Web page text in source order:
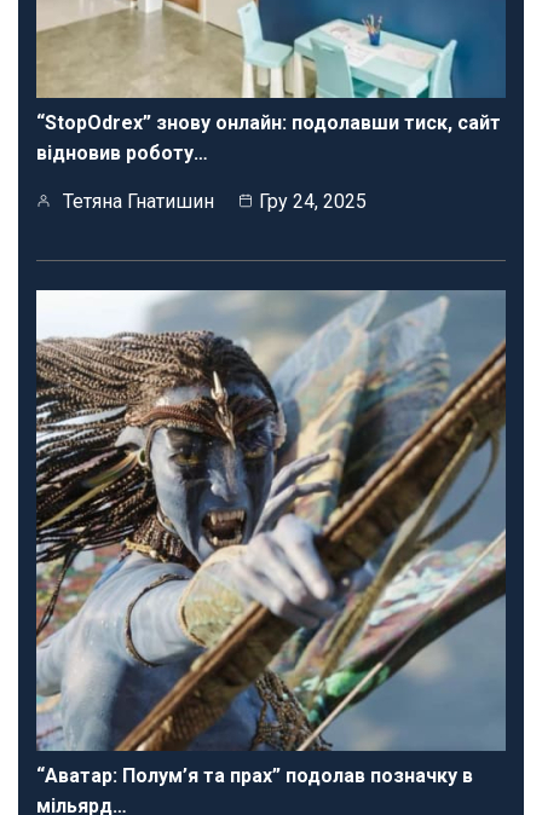
“StopOdrex” знову онлайн: подолавши тиск, сайт
відновив роботу…
Тетяна Гнатишин Гру 24, 2025
“Аватар: Полум’я та прах” подолав позначку в
мільярд…